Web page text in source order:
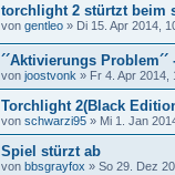
torchlight 2 stürtzt beim
von gentleo » Di 15. Apr 2014,
´´Aktivierungs Problem´´
von joostvonk » Fr 4. Apr 2014,
Torchlight 2(Black
von schwarzi95 » Mi 1. Jan
Spiel stürzt ab
von bbsgrayfox » So 29. Dez